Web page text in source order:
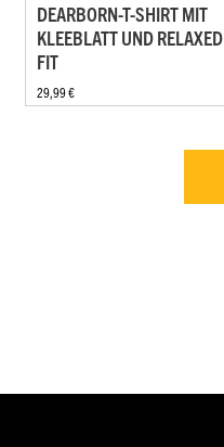
DEARBORN-T-SHIRT MIT
KLEEBLATT UND RELAXED
FIT
29,99 €